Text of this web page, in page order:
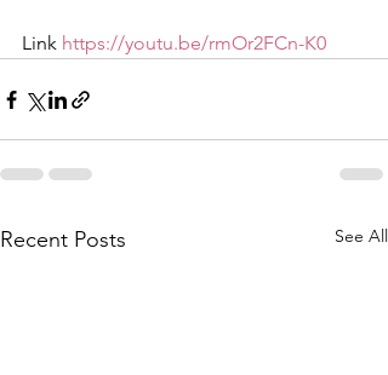
Link https://youtu.be/rmOr2FCn-K0
Recent Posts See All